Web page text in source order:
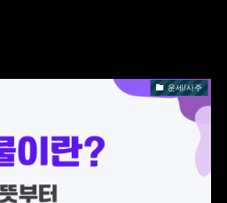
운세/사주